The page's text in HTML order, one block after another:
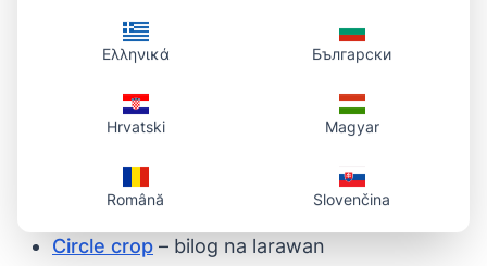
Oo. Gumagana ang tool sa browser sa phone
at tablet.
Kaugnay na tool
Larawan sa URL
– larawan papuntang link
Circle crop – bilog na larawan
Ελληνικά Български
Hrvatski Magyar
Română Slovenčina